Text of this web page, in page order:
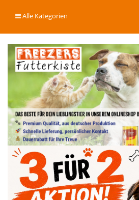
Alle Kategorien